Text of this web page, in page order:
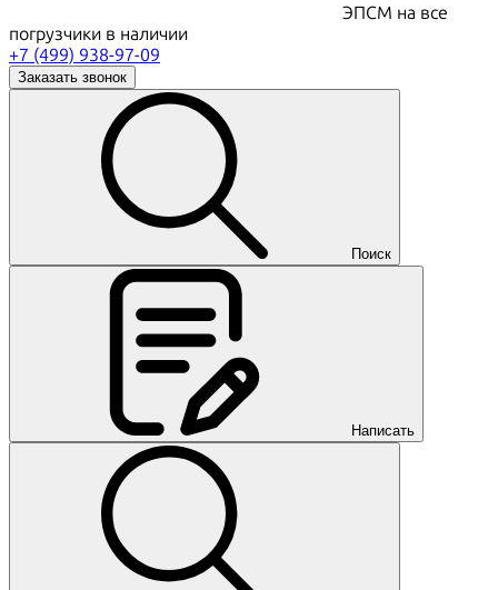
ЭПСМ на все
погрузчики в наличии
+7 (499) 938-97-09
Заказать звонок
Поиск
Написать